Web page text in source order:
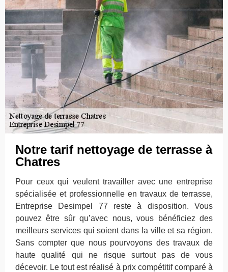
Notre tarif nettoyage de terrasse à
Chatres
Pour ceux qui veulent travailler avec une entreprise
spécialisée et professionnelle en travaux de terrasse,
Entreprise Desimpel 77 reste à disposition. Vous
pouvez être sûr qu’avec nous, vous bénéficiez des
meilleurs services qui soient dans la ville et sa région.
Sans compter que nous pourvoyons des travaux de
haute qualité qui ne risque surtout pas de vous
décevoir. Le tout est réalisé à prix compétitif comparé à